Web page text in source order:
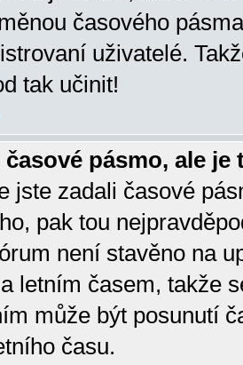
časového
uživatelé.
tak učinit!
pásmo, ale je
jste zadali časové
pak tou
není stavěno na
letním časem, takže
může být posunutí
času.